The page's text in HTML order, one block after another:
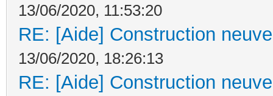
13/06/2020, 11:53:20
RE: [Aide] Construction
13/06/2020, 18:26:13
RE: [Aide] Construction